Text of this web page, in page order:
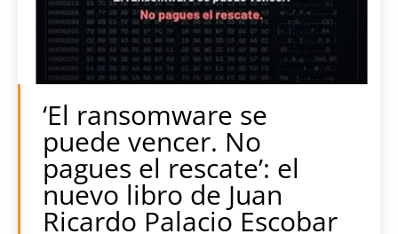
‘El ransomware se
puede vencer. No
pagues el rescate’: el
nuevo libro de Juan
Ricardo Palacio Escobar